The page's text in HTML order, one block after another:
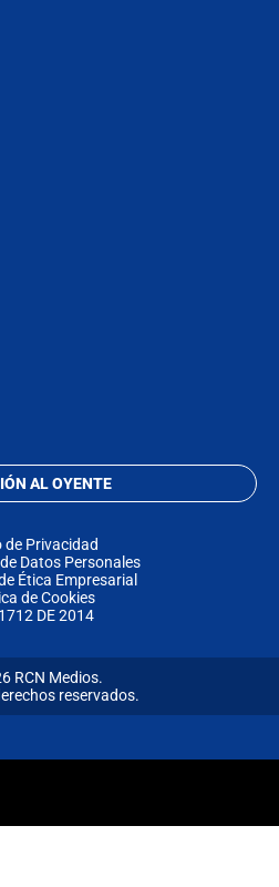
AL OYENTE
de Privacidad
Datos Personales
Ética Empresarial
de Cookies
DE 2014
RCN Medios.
reservados.